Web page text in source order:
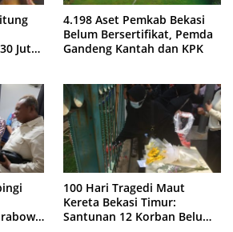
Juta
4.198 Aset Pemkab Bekasi
Belum Bersertifikat, Pemda
Gandeng Kantah dan KPK
100 Hari Tragedi Maut
Kereta Bekasi Timur:
Santunan 12 Korban Belum